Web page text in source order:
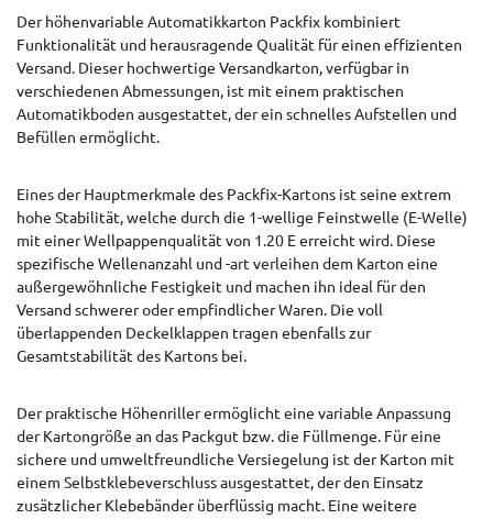
Der höhenvariable Automatikkarton Packfix kombiniert
Funktionalität und herausragende Qualität für einen effizienten
Versand. Dieser hochwertige Versandkarton, verfügbar in
verschiedenen Abmessungen, ist mit einem praktischen
Automatikboden ausgestattet, der ein schnelles Aufstellen und
Befüllen ermöglicht.
Eines der Hauptmerkmale des Packfix-Kartons ist seine extrem
hohe Stabilität, welche durch die 1-wellige Feinstwelle (E-Welle)
mit einer Wellpappenqualität von 1.20 E erreicht wird. Diese
spezifische Wellenanzahl und -art verleihen dem Karton eine
außergewöhnliche Festigkeit und machen ihn ideal für den
Versand schwerer oder empfindlicher Waren. Die voll
überlappenden Deckelklappen tragen ebenfalls zur
Gesamtstabilität des Kartons bei.
Der praktische Höhenriller ermöglicht eine variable Anpassung
der Kartongröße an das Packgut bzw. die Füllmenge. Für eine
sichere und umweltfreundliche Versiegelung ist der Karton mit
einem Selbstklebeverschluss ausgestattet, der den Einsatz
zusätzlicher Klebebänder überflüssig macht. Eine weitere